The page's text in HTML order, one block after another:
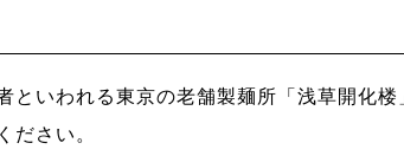
といわれる東京の老舗製麺所「浅草開化楼
ださい。